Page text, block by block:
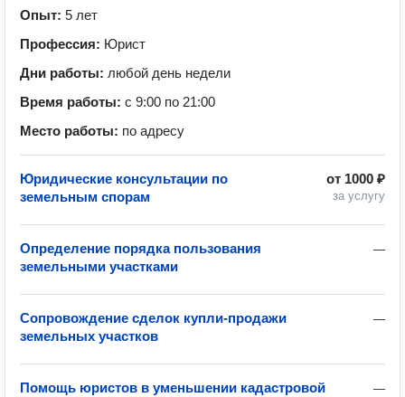
Опыт: 5 лет
Профессия: Юрист
Дни работы: любой день недели
Время работы: с 9:00 по 21:00
Место работы: по адресу
от 1000 ₽
за услугу
Юридические консультации по
земельным спорам
—
Определение порядка пользования
земельными участками
—
Сопровождение сделок купли-продажи
земельных участков
—
Помощь юристов в уменьшении кадастровой